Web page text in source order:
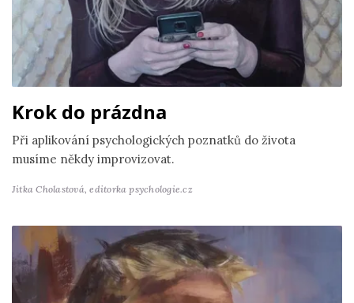
Krok do prázdna
Při aplikování psychologických poznatků do života
musíme někdy improvizovat.
Jitka Cholastová,editorka psychologie.cz